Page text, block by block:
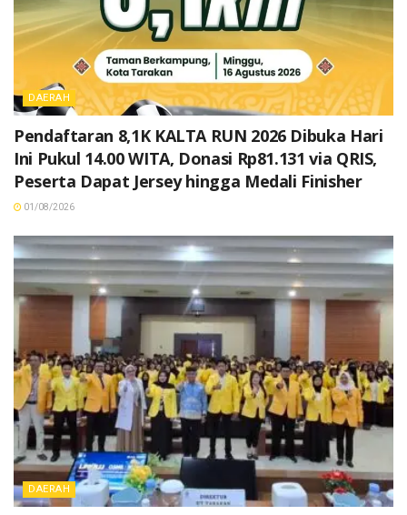
DAERAH
Pendaftaran 8,1K KALTA RUN 2026 Dibuka Hari
Ini Pukul 14.00 WITA, Donasi Rp81.131 via QRIS,
Peserta Dapat Jersey hingga Medali Finisher
01/08/2026
DAERAH